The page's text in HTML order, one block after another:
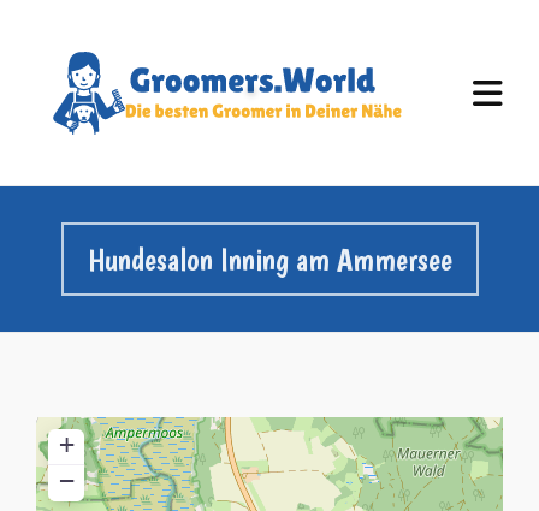
Hundesalon Inning am Ammersee
+
−